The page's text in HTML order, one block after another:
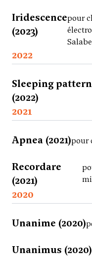
Iridescence
(2023)
pour
2022
Sleeping
(2022)
2021
Apnea (2021)pour
Recordare
(2021)
2020
Unanime (2020)
Unanimus (2020)